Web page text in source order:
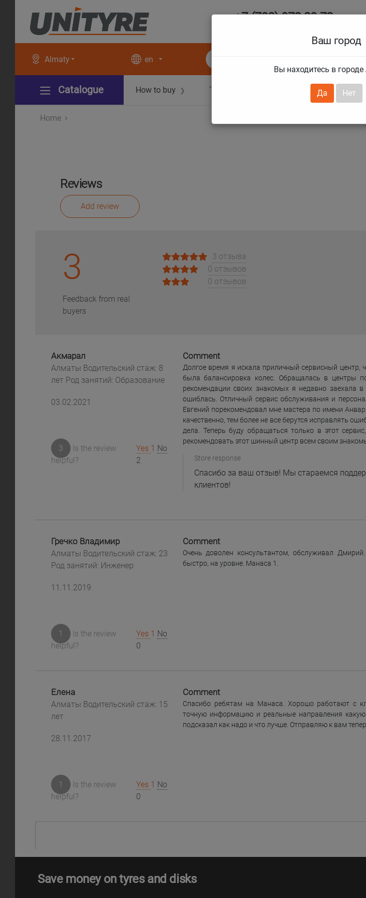
+7 (708) 972 29 72
Almaty
Ваш город
Вы находитесь в городе
Да Нет
en
Catalogue How to buy ❯ Technical guarantees Services ❯
Home
Reviews
Add review
3
Feedback from real
buyers
3 отзыва
0 отзывов
0 отзывов
Акмарал
Алматы Водительский стаж: 8
лет Род занятий: Образование
03.02.2021
3
Is the review
helpful?
Yes 1 No
2
Comment
Долгое время я искала приличный сервисный центр,
была балансировка колес. Обращалась в центры
рекомендации своих знакомых я недавно
ошиблась. Отличный сервис обслуживания и
Евгений порекомендовал мне мастера по имени
качественно, тем более не все берутся исправлять
дела. Теперь буду обращаться только в этот
рекомендовать этот шинный центр всем своим
Store response
Спасибо за ваш отзыв! Мы стараемся
клиентов!
Гречко Владимир
Алматы Водительский стаж: 23
Род занятий: Инженер
11.11.2019
1
Is the review
helpful?
Yes 1 No
0
Comment
Очень доволен консультантом, обслуживал
быстро, на уровне. Манаса 1.
Елена
Алматы Водительский стаж: 15
лет
28.11.2017
1
Is the review
helpful?
Yes 1 No
0
Comment
Спасибо ребятам на Манаса. Хорошо работают с
точную информацию и реальные направления
подсказал как надо и что лучше. Отправляю к вам
Save money on tyres and disks